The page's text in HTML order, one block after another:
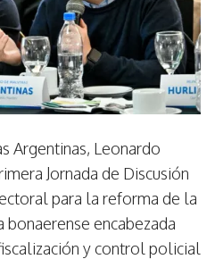
Argentinas, Leonardo
Jornada de Discusión
para la reforma de la
bonaerense encabezada
y control policial